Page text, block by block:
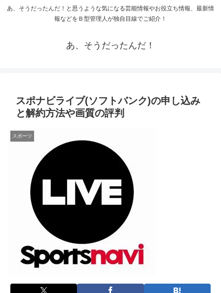
あ、そうだったんだ！と思うような気になる芸能情報やお役立ち情報、最新情
報などをＢ型管理人が独自目線でご紹介！
あ、そうだったんだ！
スポナビライブ(ソフトバンク)の申し込み
と解約方法や画質の評判
スポーツ